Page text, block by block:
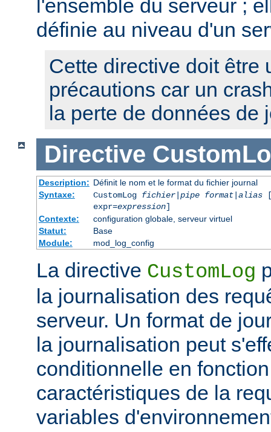
l'ensemble du serveur ;
définie au niveau d'un
Cette directive doit être
précautions car un
la perte de données de
Directive
Description: Définit le nom et le format du fichier journal
Syntaxe:
CustomLog fichier|pipe format|alias
expr=expression]
Contexte:
configuration globale, serveur virtuel
Statut:
Base
Module:
mod_log_config
La directive CustomLog
la journalisation des
serveur. Un format de
la journalisation peut
conditionnelle en
caractéristiques de la
variables